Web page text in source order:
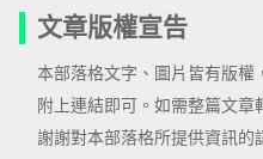
文章版權宣告
本部落格文字、圖片皆有版權
附上連結即可。如需整篇文章
謝謝對本部落格所提供資訊的